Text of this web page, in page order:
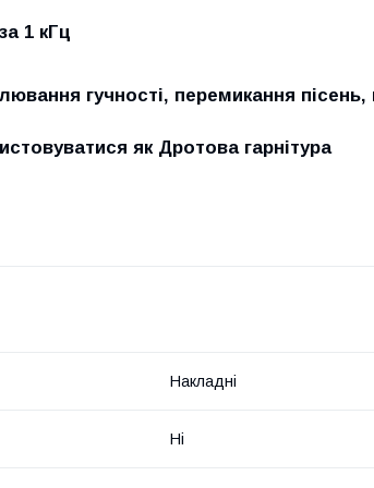
1 кГц
гучності, перемикання пісень,
як Дротова гарнітура
Накладні
Ні